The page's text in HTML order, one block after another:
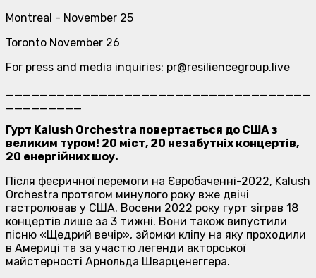
Montreal - November 25
Toronto November 26
For press and media inquiries: pr@resiliencegroup.live
____________________________________
_________
Гурт Kalush Orchestra повертається до США з
великим туром! 20 міст, 20 незабутніх концертів,
20 енергійних шоу.
Після феєричної перемоги на Євробаченні-2022, Kalush
Orchestra протягом минулого року вже двічі
гастролював у США. Восени 2022 року гурт зіграв 18
концертів лише за 3 тижні. Вони також випустили
пісню «Щедрий вечір», зйомки кліпу на яку проходили
в Америці та за участю легенди акторської
майстерності Арнольда Шварценеггера.